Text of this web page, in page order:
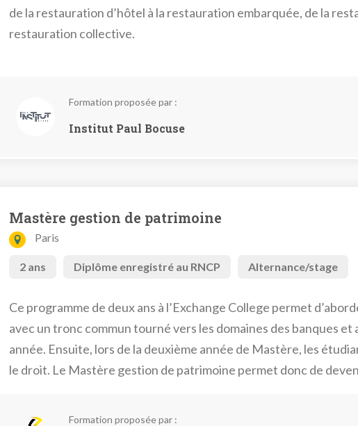
de la restauration d’hôtel à la restauration embarquée, de la
restauration collective.
Formation proposée par :
Institut Paul Bocuse
Mastère gestion de patrimoine
Paris
2 ans Diplôme enregistré au RNCP Alternance/stage
Ce programme de deux ans à l’Exchange College permet
avec un tronc commun tourné vers les domaines des banques et
année. Ensuite, lors de la deuxième année de Mastère, les
le droit. Le Mastère gestion de patrimoine permet donc de
Formation proposée par :